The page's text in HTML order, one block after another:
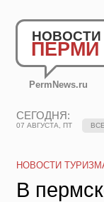
НОВОСТИ
ПЕРМИ
PermNews.ru
СЕГОДНЯ:
07 АВГУСТА, ПТ ВСЕ
НОВОСТИ
В